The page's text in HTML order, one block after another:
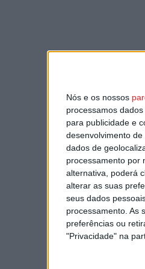
Nós e os nossos
processamos
para publicidade e
desenvolvimento de
dados de
processamento por
alternativa, poderá
alterar as suas
seus dados
processamento. As
preferências ou
"Privacidade" na